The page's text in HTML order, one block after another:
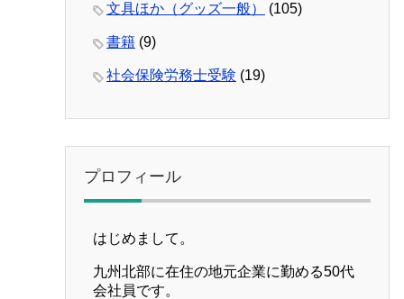
文具ほか（グッズ一般） (105)
書籍 (9)
社会保険労務士受験 (19)
プロフィール
はじめまして。
九州北部に在住の地元企業に勤める50代
会社員です。